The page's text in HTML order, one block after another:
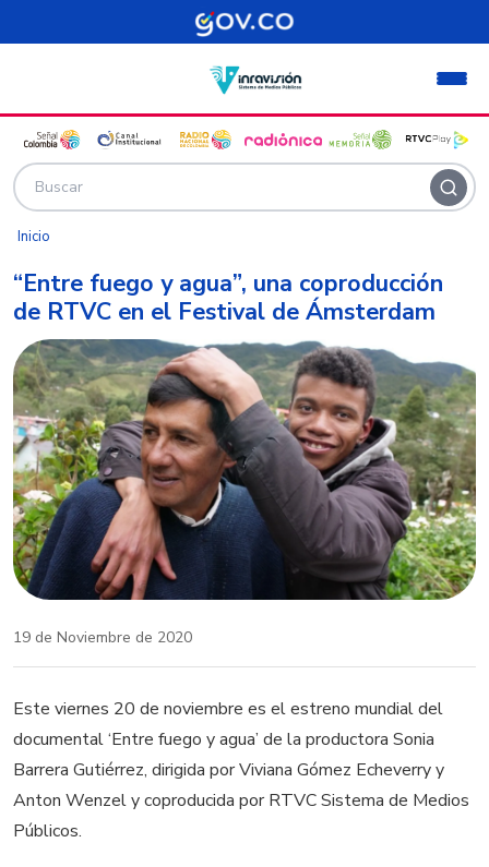
Pasar al contenido principal
Inicio
“Entre fuego y agua”, una coproducción
de RTVC en el Festival de Ámsterdam
19 de Noviembre de 2020
Este viernes 20 de noviembre es el estreno mundial del
documental ‘Entre fuego y agua’ de la productora Sonia
Barrera Gutiérrez, dirigida por Viviana Gómez Echeverry y
Anton Wenzel y coproducida por RTVC Sistema de Medios
Públicos.